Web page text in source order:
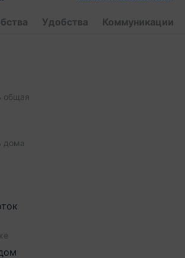
Удобства Коммуникации
общая
дома